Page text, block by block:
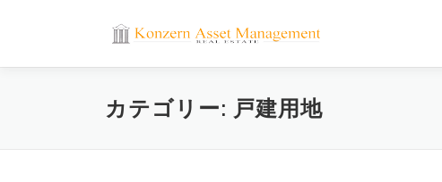
ン
カテゴリー: 戸建用地